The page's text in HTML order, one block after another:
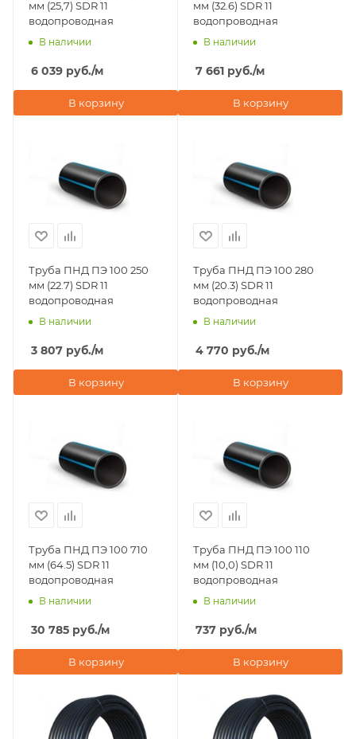
мм (25,7) SDR 11
водопроводная
В наличии
6 039 руб./м
В корзину
мм (32.6) SDR 11
водопроводная
В наличии
7 661 руб./м
В корзину
Труба ПНД ПЭ 100 250
мм (22.7) SDR 11
водопроводная
В наличии
3 807 руб./м
В корзину
Труба ПНД ПЭ 100 280
мм (20.3) SDR 11
водопроводная
В наличии
4 770 руб./м
В корзину
Труба ПНД ПЭ 100 710
мм (64.5) SDR 11
водопроводная
В наличии
30 785 руб./м
В корзину
Труба ПНД ПЭ 100 110
мм (10,0) SDR 11
водопроводная
В наличии
737 руб./м
В корзину